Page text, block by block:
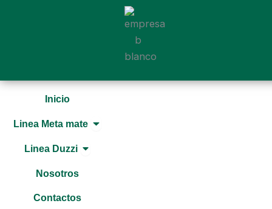
Inicio
Linea Meta mate Open Linea Meta mate
Linea Duzzi Open Linea Duzzi
Nosotros
Contactos